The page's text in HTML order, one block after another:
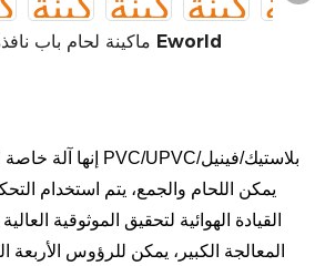
ماكينة لحام باب نافذة بلاستيك بأربعة رؤوس Eworld
1). إنها آلة
لحام أبواب ونوافذ PVC/UPVC/بلاستيك/فينيل
القيادة الهوائية لتحقيق الموثوقية
المعالجة الكبير، يمكن للرؤوس